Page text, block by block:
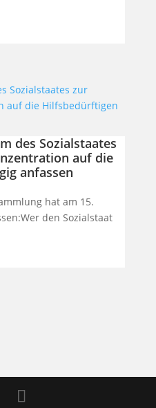
des Sozialstaates
auf die
anfassen
hat am 15.
den Sozialstaat